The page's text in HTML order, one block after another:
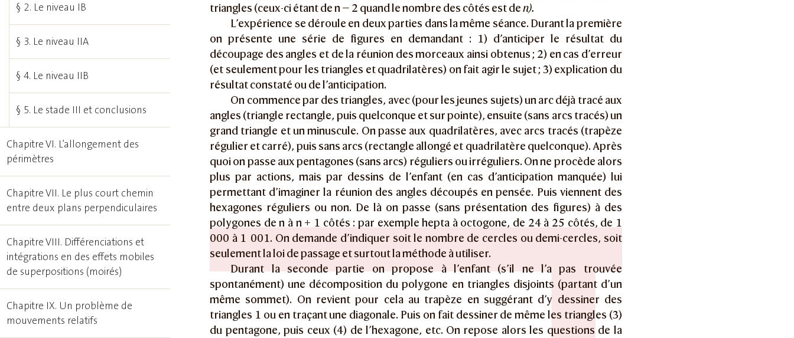
triangles (ceux-ci étant de n — 2 quand le nombre des côtés est den).
L’expérience se déroule en deux parties dans la même séance. Durant la première
on présente une série de figures en demandant : 1) d’anticiper le résultat du
découpage des angles et de la réunion des morceaux ainsi obtenus ; 2) en cas d’erreur
(et seulement pour les triangles et quadrilatères) on fait agir le sujet ; 3) explication du
résultat constaté ou de l’anticipation.
On commence par des triangles, avec (pour les jeunes sujets) un arc déjà tracé aux
angles (triangle rectangle, puis quelconque et sur pointe), ensuite (sans arcs tracés) un
grand triangle et un minuscule. On passe aux quadrilatères, avec arcs tracés (trapèze
régulier et carré), puis sans arcs (rectangle allongé et quadrilatère quelconque). Après
quoi on passe aux pentagones (sans arcs) réguliers ou irréguliers. On ne procède alors
plus par actions, mais par dessins de l’enfant (en cas d’anticipation manquée) lui
permettant d’imaginer la réunion des angles découpés en pensée. Puis viennent des
hexagones réguliers ou non. De là on passe (sans présentation des figures) à des
polygones de n à n + 1 côtés : par exemple hepta à octogone, de 24 à 25 côtés, de 1
000 à 1 001. On demande d’indiquer soit le nombre de cercles ou demi-cercles, soit
seulement la loi de passage et surtout la méthode à utiliser.
Durant la seconde partie on propose à l’enfant (s’il ne l’a pas trouvée
spontanément) une décomposition du polygone en triangles disjoints (partant d’un
même sommet). On revient pour cela au trapèze en suggérant d’y dessiner des
triangles 1 ou en traçant une diagonale. Puis on fait dessiner de même les triangles (3)
du pentagone, puis ceux (4) de l’hexagone, etc. On repose alors les questions de la
§ 2. Le niveau IB
§ 3. Le niveau IIA
§ 4. Le niveau IIB
§ 5. Le stade III et conclusions
Chapitre VI. L’allongement des
périmètres
Chapitre VII. Le plus court chemin
entre deux plans perpendiculaires
Chapitre VIII. Différenciations et
intégrations en des effets mobiles
de superpositions (moirés)
Chapitre IX. Un problème de
mouvements relatifs